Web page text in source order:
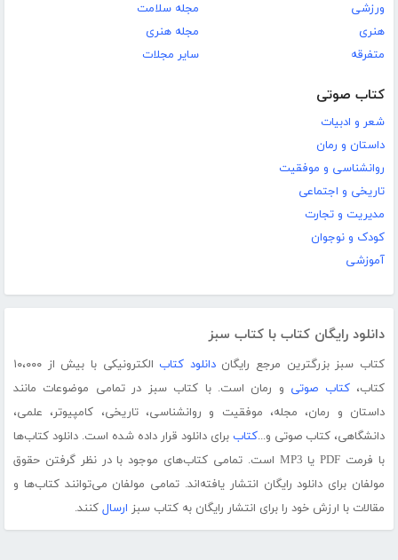
ورزشی
هنری
متفرقه
مجله سلامت
مجله هنری
سایر مجلات
کتاب صوتی
شعر و ادبیات
داستان و رمان
روانشناسی و موفقیت
تاریخی و اجتماعی
مدیریت و تجارت
کودک و نوجوان
آموزشی
دانلود رایگان کتاب با کتاب سبز
کتاب سبز بزرگترین مرجع رایگاندانلود کتاب
الکترونیکی با بیش از ۱۰،۰۰۰
کتاب،کتاب صوتی و رمان است. با کتاب سبز در تمامی موضوعات مانند
داستان و رمان، مجله، موفقیت و روانشناسی، تاریخی، کامپیوتر، علمی،
دانشگاهی، کتاب صوتی و...کتاب برای دانلود قرار داده شده است. دانلود کتاب‌ها
با فرمت PDF یا MP3 است. تمامی کتاب‌های موجود با در نظر گرفتن حقوق
مولفان برای دانلود رایگان انتشار یافته‌اند. تمامی مولفان می‌توانند کتاب‌ها و
مقالات با ارزش خود را برای انتشار رایگان به کتاب سبز ارسال کنند.